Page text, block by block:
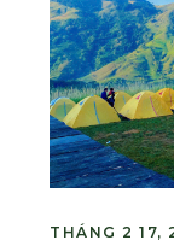
THÁNG 2 17,